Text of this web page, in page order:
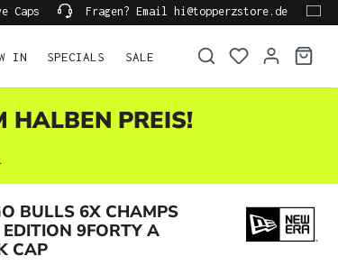
Caps Fragen? Email hi@topperzstore.de
IN SPECIALS SALE
HALBEN PREIS!
BULLS 6X CHAMPS
9FORTY A
CAP